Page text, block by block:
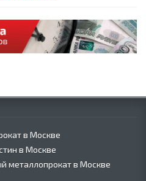
в Москве
в Москве
металлопрокат в Москве